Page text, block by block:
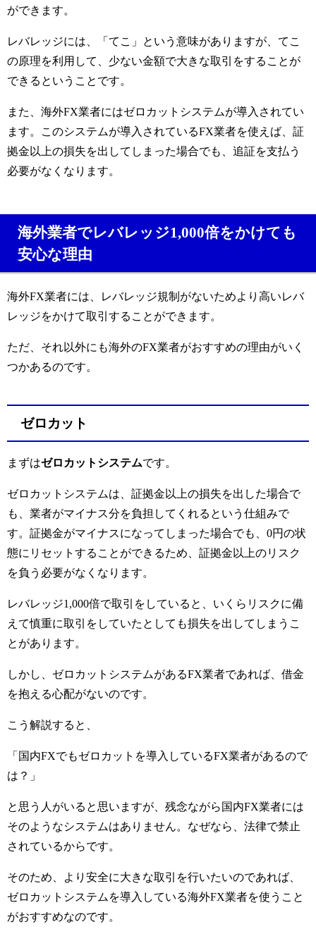
ができます。
レバレッジには、「てこ」という意味がありますが、てこ
の原理を利用して、少ない金額で大きな取引をすることが
できるということです。
また、海外FX業者にはゼロカットシステムが導入されてい
ます。このシステムが導入されているFX業者を使えば、証
拠金以上の損失を出してしまった場合でも、追証を支払う
必要がなくなります。
海外業者でレバレッジ1,000倍をかけても
安心な理由
海外FX業者には、レバレッジ規制がないためより高いレバ
レッジをかけて取引することができます。
ただ、それ以外にも海外のFX業者がおすすめの理由がいく
つかあるのです。
ゼロカット
まずはゼロカットシステムです。
ゼロカットシステムは、証拠金以上の損失を出した場合で
も、業者がマイナス分を負担してくれるという仕組みで
す。証拠金がマイナスになってしまった場合でも、0円の状
態にリセットすることができるため、証拠金以上のリスク
を負う必要がなくなります。
レバレッジ1,000倍で取引をしていると、いくらリスクに備
えて慎重に取引をしていたとしても損失を出してしまうこ
とがあります。
しかし、ゼロカットシステムがあるFX業者であれば、借金
を抱える心配がないのです。
こう解説すると、
「国内FXでもゼロカットを導入しているFX業者があるので
は？」
と思う人がいると思いますが、残念ながら国内FX業者には
そのようなシステムはありません。なぜなら、法律で禁止
されているからです。
そのため、より安全に大きな取引を行いたいのであれば、
ゼロカットシステムを導入している海外FX業者を使うこと
がおすすめなのです。